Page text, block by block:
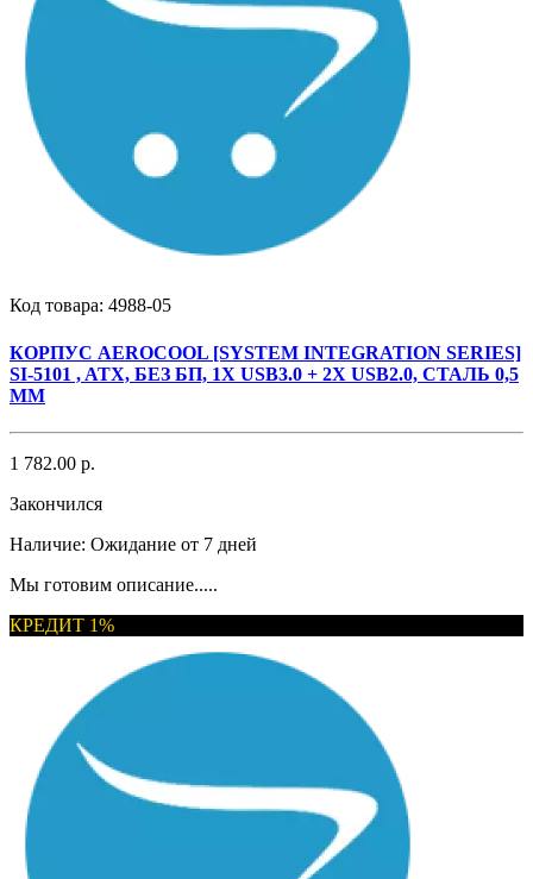
Код товара: 4988-05
КОРПУС AEROCOOL [SYSTEM INTEGRATION SERIES]
SI-5101 , ATX, БЕЗ БП, 1Х USB3.0 + 2Х USB2.0, СТАЛЬ 0,5
ММ
1 782.00 р.
Закончился
Наличие: Ожидание от 7 дней
Мы готовим описание.....
КРЕДИТ 1%